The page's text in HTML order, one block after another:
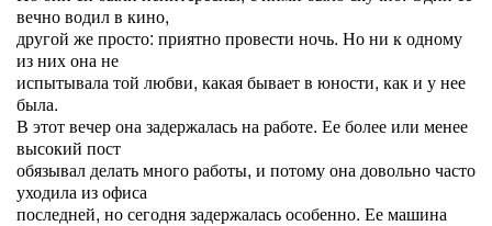
вечно водил в кино,
другой же просто: приятно провести ночь. Но ни к одному
из них она не
испытывала той любви, какая бывает в юности, как и у нее
была.
В этот вечер она задержалась на работе. Ее более или менее
высокий пост
обязывал делать много работы, и потому она довольно часто
уходила из офиса
последней, но сегодня задержалась особенно. Ее машина